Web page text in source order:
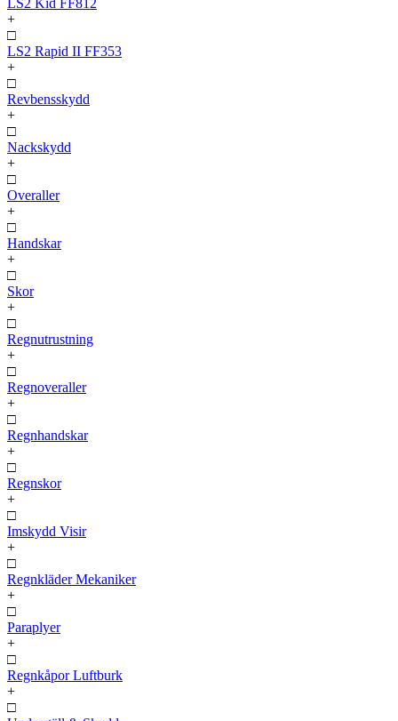
LS2 Kid FF812
+
□
LS2 Rapid II FF353
+
□
Revbensskydd
+
□
Nackskydd
+
□
Overaller
+
□
Handskar
+
□
Skor
+
□
Regnutrustning
+
□
Regnoveraller
+
□
Regnhandskar
+
□
Regnskor
+
□
Imskydd Visir
+
□
Regnkläder Mekaniker
+
□
Paraplyer
+
□
Regnkåpor Luftburk
+
□